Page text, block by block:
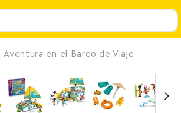
Aventura en el Barco de Viaje